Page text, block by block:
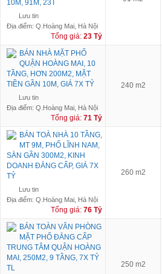
10M, 91M, 23T
Lưu tin
Địa điểm: Q.Hoàng Mai, Hà Nội
Tổng giá: 23 Tỷ
BÁN NHÀ MẶT PHỐ
QUẬN HOÀNG MAI, 10
TẦNG, HƠN 200M2, MẶT
TIỀN GẦN 10M, GIÁ 7X TỶ
Lưu tin
Địa điểm: Q.Hoàng Mai, Hà Nội
Tổng giá: 71 Tỷ
240 m2
BÁN TOÀ NHÀ 10 TẦNG,
MT 9M, PHỐ LĨNH NAM,
SÀN GẦN 300M2, KINH
DOANH ĐẲNG CẤP, GIÁ 7X
TỶ
Lưu tin
Địa điểm: Q.Hoàng Mai, Hà Nội
Tổng giá: 76 Tỷ
260 m2
BÁN TOÀN VĂN PHÒNG
MẶT PHỐ ĐẲNG CẤP
TRUNG TÂM QUẬN HOÀNG
MAI, 250M2, 9 TẦNG, 7X TỶ
TL
250 m2